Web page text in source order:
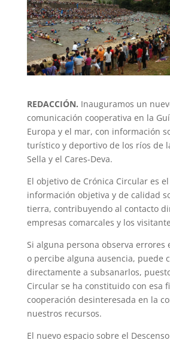
REDACCIÓN. Inauguramos un
comunicación cooperativa en la
Europa y el mar, con información
turístico y deportivo de los ríos de
Sella y el Cares-Deva.
El objetivo de Crónica Circular es
información objetiva y de calidad
tierra, contribuyendo al contacto
empresas comarcales y los
Si alguna persona observa errores
o percibe alguna ausencia, puede
directamente a subsanarlos,
Circular se ha constituido con esa
cooperación desinteresada en la
nuestros recursos.
El nuevo espacio sobre el